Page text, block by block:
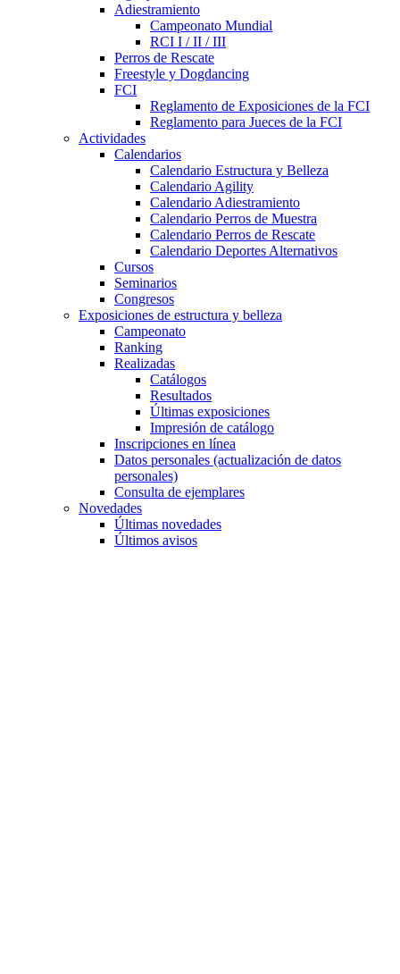
Adiestramiento
Campeonato Mundial
RCI I / II / III
Perros de Rescate
Freestyle y Dogdancing
FCI
Reglamento de Exposiciones de la FCI
Reglamento para Jueces de la FCI
Actividades
Calendarios
Calendario Estructura y Belleza
Calendario Agility
Calendario Adiestramiento
Calendario Perros de Muestra
Calendario Perros de Rescate
Calendario Deportes Alternativos
Cursos
Seminarios
Congresos
Exposiciones de estructura y belleza
Campeonato
Ranking
Realizadas
Catálogos
Resultados
Últimas exposiciones
Impresión de catálogo
Inscripciones en línea
Datos personales (actualización de datos
personales)
Consulta de ejemplares
Novedades
Últimas novedades
Últimos avisos